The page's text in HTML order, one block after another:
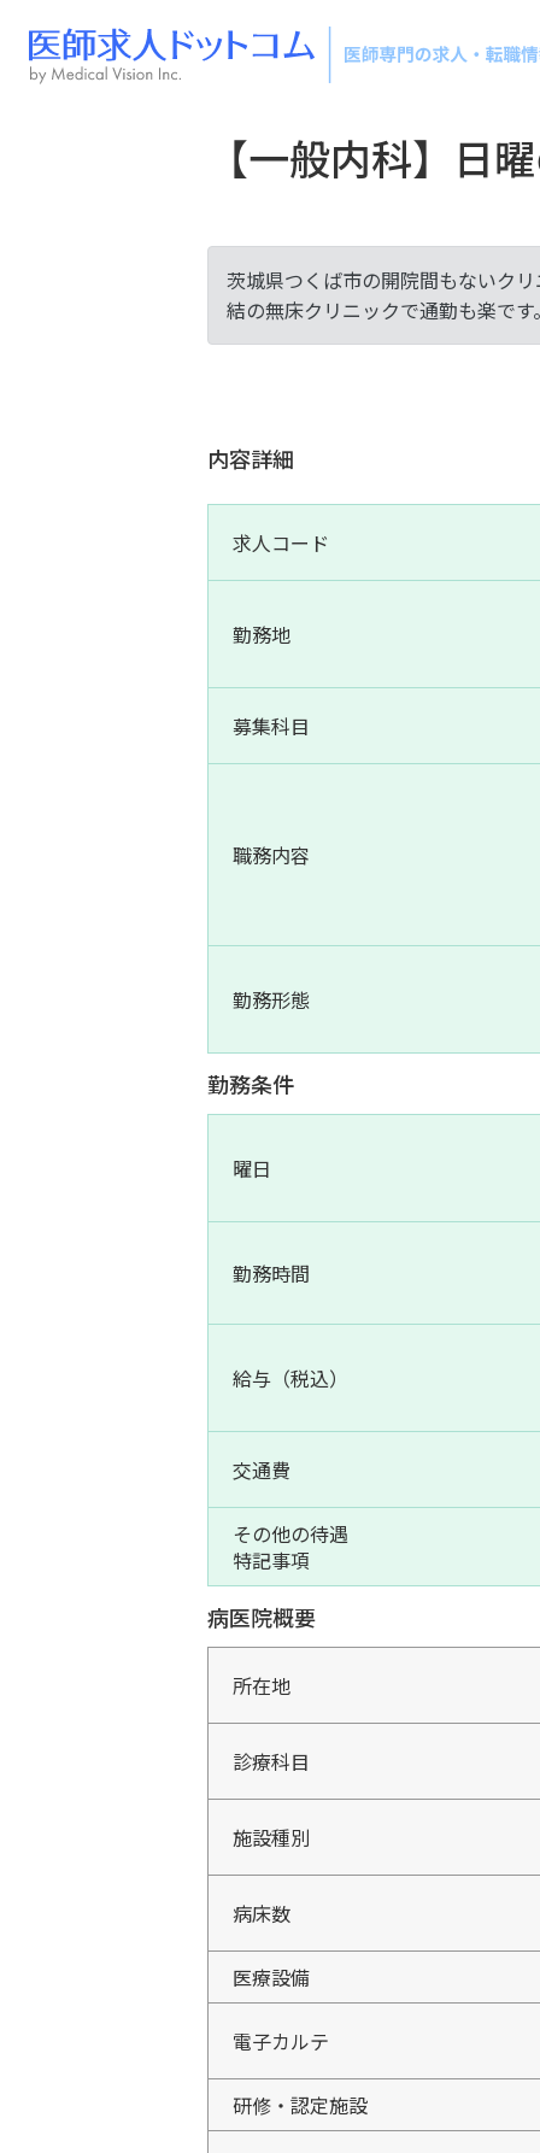
【一般内科】日
茨城県つくば市の開院間もないク
結の無床クリニックで通勤も楽です
内容詳細
求人コード
勤務地
募集科目
職務内容
勤務形態
勤務条件
曜日
勤務時間
給与（税込）
交通費
その他の待遇
特記事項
病医院概要
所在地
診療科目
施設種別
病床数
医療設備
電子カルテ
研修・認定施設